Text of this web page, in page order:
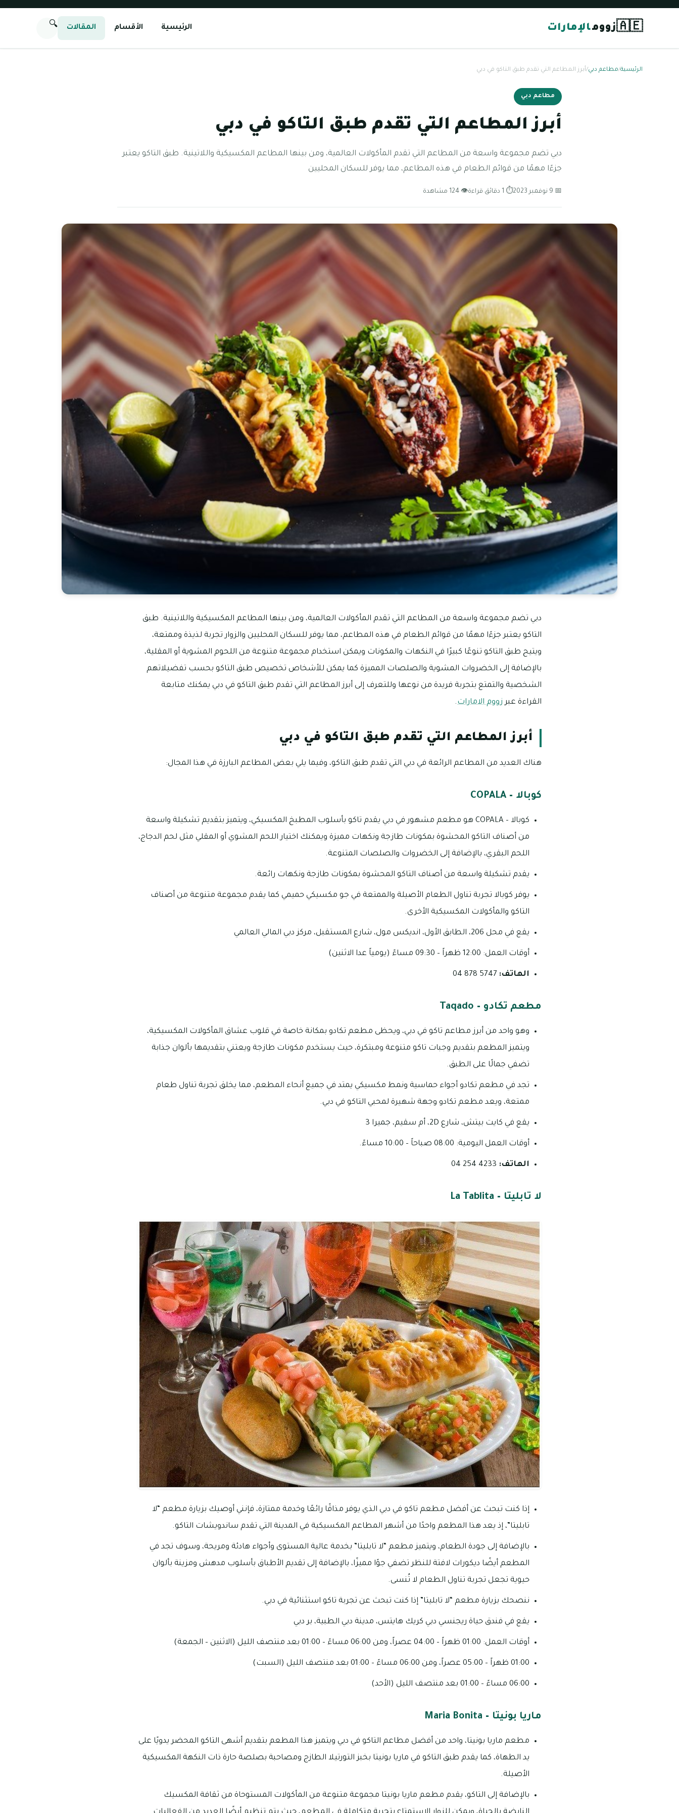
🇦🇪زوومالإمارات الرئيسية الأقسام المقالات 🔍
الرئيسية/مطاعم دبي/أبرز المطاعم التي تقدم طبق التاكو في دبي
مطاعم دبي
أبرز المطاعم التي تقدم طبق التاكو في دبي
دبي تضم مجموعة واسعة من المطاعم التي تقدم المأكولات العالمية، ومن بينها المطاعم المكسيكية واللاتينية. طبق التاكو يعتبر
جزءًا مهمًا من قوائم الطعام في هذه المطاعم، مما يوفر للسكان المحليين
📅 9 نوفمبر 2023 ⏱ 1 دقائق قراءة 👁 124 مشاهدة
دبي تضم مجموعة واسعة من المطاعم التي تقدم المأكولات العالمية، ومن بينها المطاعم المكسيكية واللاتينية. طبق
التاكو يعتبر جزءًا مهمًا من قوائم الطعام في هذه المطاعم، مما يوفر للسكان المحليين والزوار تجربة لذيذة وممتعة،
ويتيح طبق التاكو تنوعًا كبيرًا في النكهات والمكونات ويمكن استخدام مجموعة متنوعة من اللحوم المشوية أو المقلية،
بالإضافة إلى الخضروات المشوية والصلصات المميزة كما يمكن للأشخاص تخصيص طبق التاكو بحسب تفضيلاتهم
الشخصية والتمتع بتجربة فريدة من نوعها وللتعرف إلى أبرز المطاعم التي تقدم طبق التاكو في دبي يمكنك متابعة
القراءة عبر زووم الامارات.
أبرز المطاعم التي تقدم طبق التاكو في دبي
هناك العديد من المطاعم الرائعة في دبي التي تقدم طبق التاكو، وفيما يلي بعض المطاعم البارزة في هذا المجال:
كوبالا – COPALA
كوبالا – COPALA هو مطعم مشهور في دبي يقدم تاكو بأسلوب المطبخ المكسيكي، ويتميز بتقديم تشكيلة واسعة
من أصناف التاكو المحشوة بمكونات طازجة ونكهات مميزة ويمكنك اختيار اللحم المشوي أو المقلي مثل لحم الدجاج،
اللحم البقري، بالإضافة إلى الخضروات والصلصات المتنوعة.
يقدم تشكيلة واسعة من أصناف التاكو المحشوة بمكونات طازجة ونكهات رائعة.
يوفر كوبالا تجربة تناول الطعام الأصيلة والممتعة في جو مكسيكي حميمي كما يقدم مجموعة متنوعة من أصناف
التاكو والمأكولات المكسيكية الأخرى.
يقع في محل 206، الطابق الأول، انديكس مول، شارع المستقبل، مركز دبي المالي العالمي
أوقات العمل: 12:00 ظهراً – 09:30 مساءً (يومياً عدا الاثنين)
الهاتف:
مطعم تكادو – Taqado
وهو واحد من أبرز مطاعم تاكو في دبي، ويحظى مطعم تكادو بمكانة خاصة في قلوب عشاق المأكولات المكسيكية،
ويتميز المطعم بتقديم وجبات تاكو متنوعة ومبتكرة، حيث يستخدم مكونات طازجة ويعتني بتقديمها بألوان جذابة
تضفي جمالًا على الطبق.
تجد في مطعم تكادو أجواء حماسية ونمط مكسيكي يمتد في جميع أنحاء المطعم، مما يخلق تجربة تناول طعام
ممتعة، ويعد مطعم تكادو وجهة شهيرة لمحبي التاكو في دبي.
يقع في كايت بيتش، شارع 2D، أم سقيم، جميرا 3
أوقات العمل اليومية: 08:00 صباحاً – 10:00 مساءً.
الهاتف:
لا تابليتا – La Tablita
إذا كنت تبحث عن أفضل مطعم تاكو في دبي الذي يوفر مذاقًا رائعًا وخدمة ممتازة، فإنني أوصيك بزيارة مطعم “لا
تابليتا”، إذ يعد هذا المطعم واحدًا من أشهر المطاعم المكسيكية في المدينة التي تقدم ساندويشات التاكو.
بالإضافة إلى جودة الطعام، ويتميز مطعم “لا تابليتا” بخدمة عالية المستوى وأجواء هادئة ومريحة، وسوف تجد في
المطعم أيضًا ديكورات لافتة للنظر تضفي جوًا مميزًا، بالإضافة إلى تقديم الأطباق بأسلوب مدهش ومزينة بألوان
حيوية تجعل تجربة تناول الطعام لا تُنسى.
ننصحك بزيارة مطعم “لا تابليتا” إذا كنت تبحث عن تجربة تاكو استثنائية في دبي.
يقع في فندق حياة ريجنسي دبي كريك هايتس، مدينة دبي الطبية، بر دبي
أوقات العمل: 01:00 ظهراً – 04:00 عصراً، ومن 06:00 مساءً – 01:00 بعد منتصف الليل (الاثنين – الجمعة)
01:00 ظهراً – 05:00 عصراً، ومن 06:00 مساءً – 01:00 بعد منتصف الليل (السبت)
06:00 مساءً – 01:00 بعد منتصف الليل (الأحد)
ماريا بونيتا – Maria Bonita
مطعم ماريا بونيتا، واحد من أفضل مطاعم التاكو في دبي ويتميز هذا المطعم بتقديم أشهى التاكو المحضر يدويًا على
يد الطهاة، كما يقدم طبق التاكو في ماريا بونيتا بخبز التورتيلا الطازج ومصاحبة بصلصة حارة ذات النكهة المكسيكية
الأصيلة.
بالإضافة إلى التاكو، يقدم مطعم ماريا بونيتا مجموعة متنوعة من المأكولات المستوحاة من ثقافة المكسيك